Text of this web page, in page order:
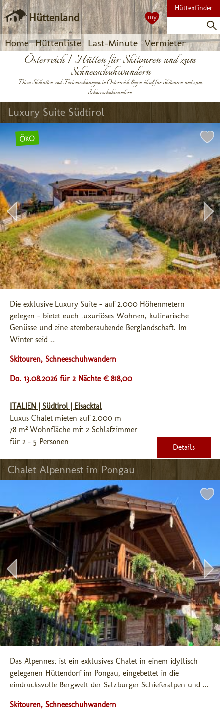
Hüttenland
Home Hüttenliste Last-Minute Vermieter
Hüttenfinder
my
Österreich | Hütten für Skitouren und zum
Schneeschuhwandern
Diese Skihütten und Ferienwohnungen in Österreich liegen ideal für Skitouren und zum
Schneeschuhwandern.
Luxury Suite Südtirol
ÖKO
Die exklusive Luxury Suite - auf 2.000 Höhenmetern
gelegen - bietet euch luxuriöses Wohnen, kulinarische
Genüsse und eine atemberaubende Berglandschaft. Im
Winter seid ...
Skitouren, Schneeschuhwandern
Do. 13.08.2026 für 2 Nächte € 818,00
ITALIEN | Südtirol | Eisacktal
Luxus Chalet mieten auf 2.000 m
78 m² Wohnfläche mit 2 Schlafzimmer
für 2 - 5 Personen
Details
Chalet Alpennest im Pongau
Das Alpennest ist ein exklusives Chalet in einem idyllisch
gelegenen Hüttendorf im Pongau, eingebettet in die
eindrucksvolle Bergwelt der Salzburger Schieferalpen und ...
Skitouren, Schneeschuhwandern